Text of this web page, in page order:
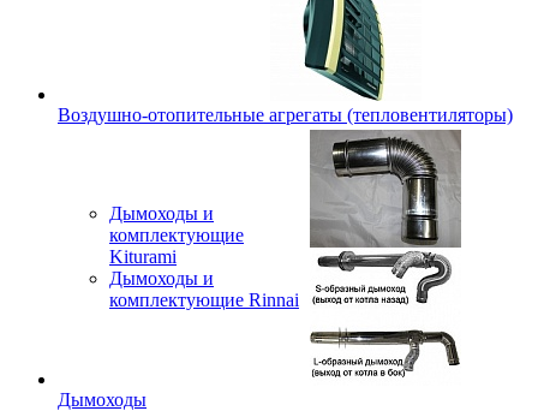
Воздушно-отопительные агрегаты (тепловентиляторы)
Дымоходы и
комплектующие
Kiturami
Дымоходы и
комплектующие Rinnai
Дымоходы